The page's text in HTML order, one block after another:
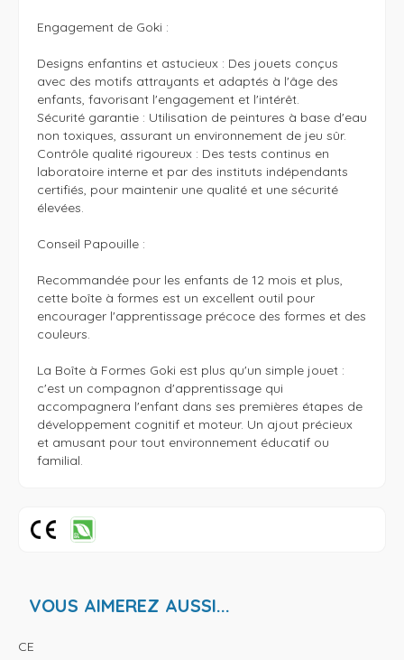
Engagement de Goki :
Designs enfantins et astucieux : Des jouets conçus
avec des motifs attrayants et adaptés à l'âge des
enfants, favorisant l'engagement et l'intérêt.
Sécurité garantie : Utilisation de peintures à base d'eau
non toxiques, assurant un environnement de jeu sûr.
Contrôle qualité rigoureux : Des tests continus en
laboratoire interne et par des instituts indépendants
certifiés, pour maintenir une qualité et une sécurité
élevées.
Conseil Papouille :
Recommandée pour les enfants de 12 mois et plus,
cette boîte à formes est un excellent outil pour
encourager l'apprentissage précoce des formes et des
couleurs.
La Boîte à Formes Goki est plus qu'un simple jouet :
c'est un compagnon d'apprentissage qui
accompagnera l'enfant dans ses premières étapes de
développement cognitif et moteur. Un ajout précieux
et amusant pour tout environnement éducatif ou
familial.
VOUS AIMEREZ AUSSI...
CE